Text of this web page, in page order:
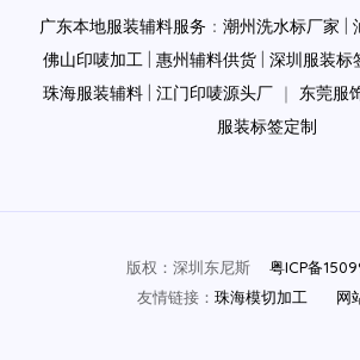
广东本地服装辅料服务 ： 潮州洗水标厂家
佛山印唛加工
惠州辅料供货 深圳服装标
珠海服装辅料| 江门印唛源头厂｜ 东莞服
服装标签定制
版权：深圳东尼斯 粤ICP备
友情链接： 珠海模切加工 网